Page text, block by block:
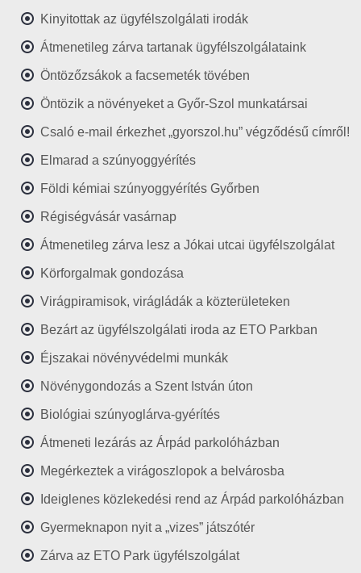
Kinyitottak az ügyfélszolgálati irodák
Átmenetileg zárva tartanak ügyfélszolgálataink
Öntözőzsákok a facsemeték tövében
Öntözik a növényeket a Győr-Szol munkatársai
Csaló e-mail érkezhet „gyorszol.hu” végződésű címről!
Elmarad a szúnyoggyérítés
Földi kémiai szúnyoggyérítés Győrben
Régiségvásár vasárnap
Átmenetileg zárva lesz a Jókai utcai ügyfélszolgálat
Körforgalmak gondozása
Virágpiramisok, virágládák a közterületeken
Bezárt az ügyfélszolgálati iroda az ETO Parkban
Éjszakai növényvédelmi munkák
Növénygondozás a Szent István úton
Biológiai szúnyoglárva-gyérítés
Átmeneti lezárás az Árpád parkolóházban
Megérkeztek a virágoszlopok a belvárosba
Ideiglenes közlekedési rend az Árpád parkolóházban
Gyermeknapon nyit a „vizes” játszótér
Zárva az ETO Park ügyfélszolgálat